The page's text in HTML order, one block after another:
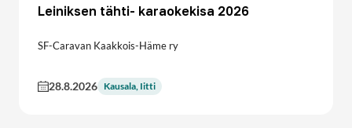
Leiniksen tähti- karaokekisa 2026
SF-Caravan Kaakkois-Häme ry
28.8.2026 Kausala, Iitti